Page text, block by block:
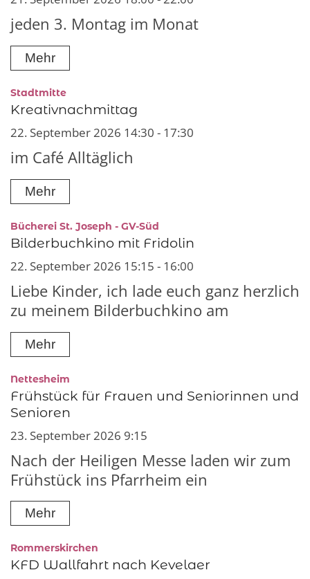
jeden 3. Montag im Monat
Mehr
Stadtmitte:
Kreativnachmittag
22. September 2026 14:30 - 17:30
im Café Alltäglich
Mehr
Bücherei St. Joseph - GV-Süd
Bilderbuchkino mit Fridolin
22. September 2026 15:15 - 16:00
Liebe Kinder, ich lade euch ganz herzlich
zu meinem Bilderbuchkino am
Mehr
Nettesheim
Frühstück für Frauen und Seniorinnen und
Senioren
23. September 2026 9:15
Nach der Heiligen Messe laden wir zum
Frühstück ins Pfarrheim ein
Mehr
Rommerskirchen
KFD Wallfahrt nach Kevelaer